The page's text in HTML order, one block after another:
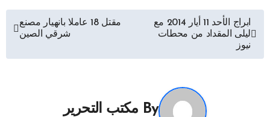
تصفّح
المقالات
ابراج الأحد 11 أيار 2014 مع
ليلى المقداد من محطات
نيوز
مقتل 18 عاملا بانهيار مصنع
شرقي الصين
By مكتب التحرير